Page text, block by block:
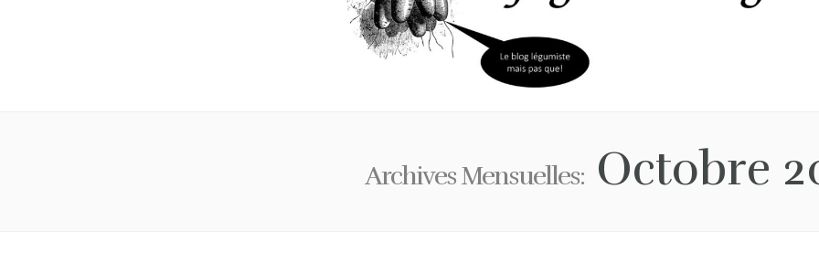
Archives Mensuelles: Octobre